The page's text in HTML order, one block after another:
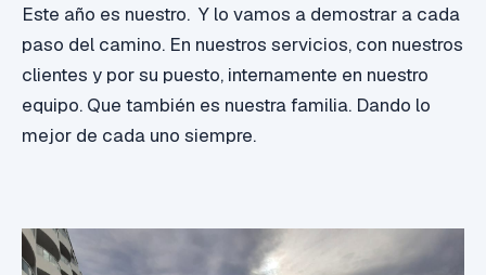
Este año es nuestro. Y lo vamos a demostrar a cada
paso del camino. En nuestros servicios, con nuestros
clientes y por su puesto, internamente en nuestro
equipo. Que también es nuestra familia. Dando lo
mejor de cada uno siempre.